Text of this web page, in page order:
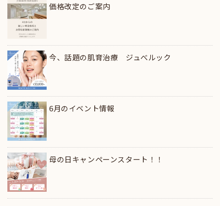
価格改定のご案内
今、話題の肌育治療 ジュべルック
6月のイベント情報
母の日キャンペーンスタート！！